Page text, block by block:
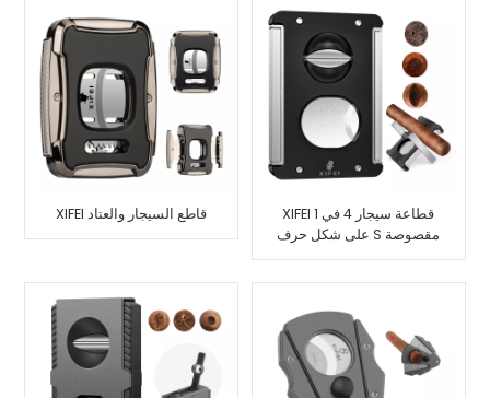
XIFEI قاطع السيجار والعتاد
XIFEI قطاعة سيجار 4 في 1
على شكل حرف S مقصوصة
على شكل حرف V بحامل